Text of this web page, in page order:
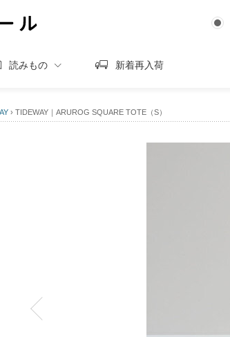
読みもの 新着再入荷
› TIDEWAY｜ARUROG SQUARE TOTE（S）